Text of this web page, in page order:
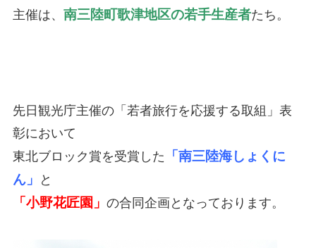
主催は、 南三陸町歌津地区の若手生産者たち。
先日観光庁主催の「若者旅行を応援する取組」表
彰において
東北ブロック賞を受賞した
「南三陸海しょくに
ん」
と
「小野花匠園」 の合同企画となっております。